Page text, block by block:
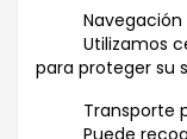
Utilizamos
para proteger su
Transporte